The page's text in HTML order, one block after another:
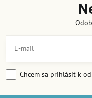
Chcem sa prihlásiť k